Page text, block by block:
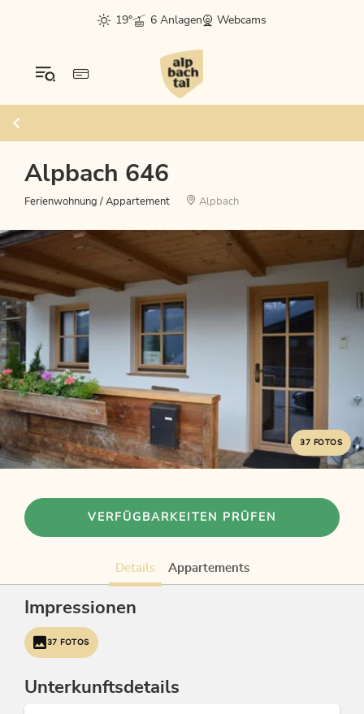
19° 6 Anlagen Webcams
Alpbach 646
Ferienwohnung / Appartement Alpbach
37 FOTOS
VERFÜGBARKEITEN PRÜFEN
Details Appartements
Impressionen
37 FOTOS
Unterkunftsdetails